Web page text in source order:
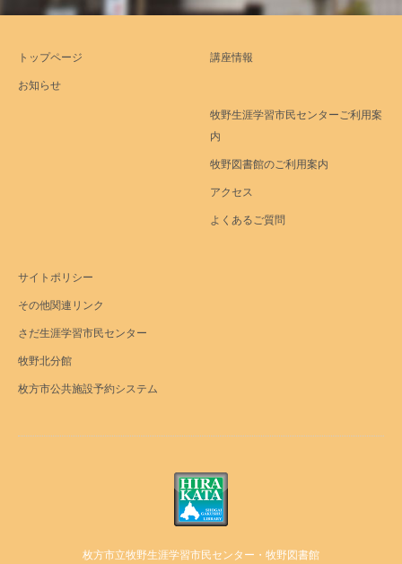
トップページ
お知らせ
講座情報
牧野生涯学習市民センターご利用案
内
牧野図書館のご利用案内
アクセス
よくあるご質問
サイトポリシー
その他関連リンク
さだ生涯学習市民センター
牧野北分館
枚方市公共施設予約システム
枚方市立牧野生涯学習市民センター・牧野図書館